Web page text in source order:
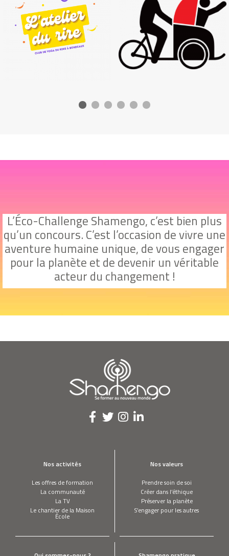
L’Éco-Challenge Shamengo, c’est bien plus
qu’un concours. C’est l’occasion de vivre une
aventure humaine unique, de vous engager
pour la planète et de devenir un véritable
acteur du changement !
Nos activités
Les offres de formation
La communauté
La TV
Le chantier de la Maison
École
Nos valeurs
Prendre soin de soi
Créer dans l’éthique
Préserver la planète
S’engager pour les autres